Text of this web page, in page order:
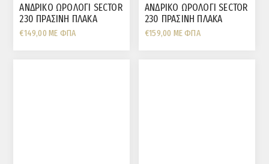
ΑΝΔΡΙΚΟ ΩΡΟΛΟΓΙ SECTOR
230 ΠΡΑΣΙΝΗ ΠΛΑΚΑ
€149,00 ΜΕ ΦΠΑ
ΑΝΔΡΙΚΟ ΩΡΟΛΟΓΙ SECTOR
230 ΠΡΑΣΙΝΗ ΠΛΑΚΑ
€159,00 ΜΕ ΦΠΑ